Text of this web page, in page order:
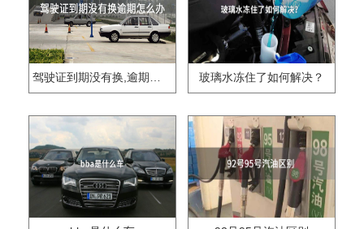
驾驶证到期没有换,逾期怎么办?? 玻璃水冻住了如何解决？